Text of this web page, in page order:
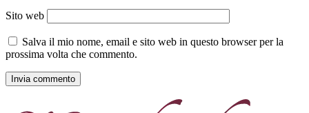
Sito web
Salva il mio nome, email e sito web in questo browser per la
prossima volta che commento.